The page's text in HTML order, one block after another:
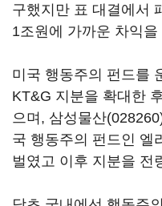
구했지만 표 대결에서
1조원에 가까운 차익
미국 행동주의 펀드를
KT&G 지분을 확대한
으며, 삼성물산
국 행동주의 펀드인 엘
벌였고 이후 지분을 전